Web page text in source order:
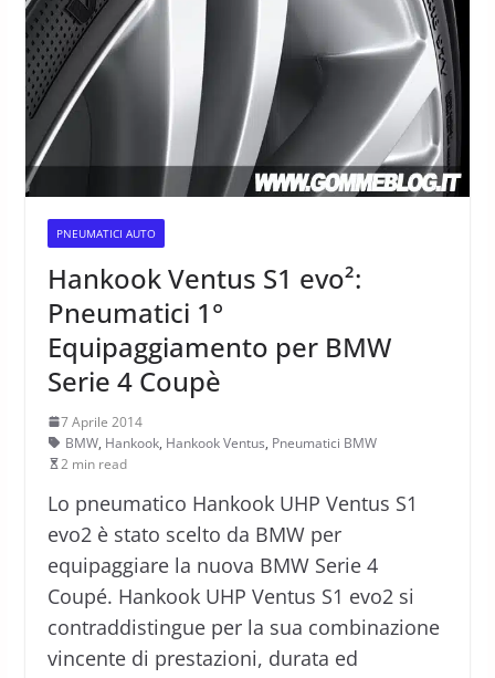
PNEUMATICI AUTO
Hankook Ventus S1 evo²:
Pneumatici 1°
Equipaggiamento per BMW
Serie 4 Coupè
7 Aprile 2014
BMW, Hankook, Hankook Ventus, Pneumatici BMW
2 min read
Lo pneumatico Hankook UHP Ventus S1
evo2 è stato scelto da BMW per
equipaggiare la nuova BMW Serie 4
Coupé. Hankook UHP Ventus S1 evo2 si
contraddistingue per la sua combinazione
vincente di prestazioni, durata ed